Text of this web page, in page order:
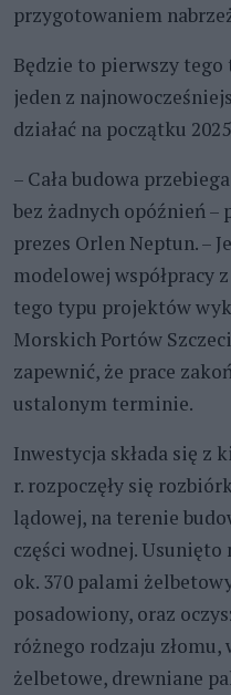
przygotowaniem
Będzie to pierwszy
jeden z
działać na początku
– Cała budowa
bez żadnych opóźnień
prezes Orlen Neptun. –
modelowej współpracy
tego typu projektów
Morskich Portów
zapewnić, że prace
ustalonym terminie.
Inwestycja składa się z
r. rozpoczęły się
lądowej, na terenie
części wodnej.
ok. 370 palami
posadowiony, oraz
różnego rodzaju
żelbetowe, drewniane